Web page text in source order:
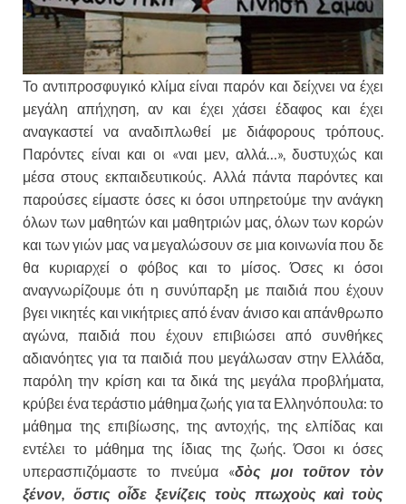
Το αντιπροσφυγικό κλίμα είναι παρόν και δείχνει να έχει
μεγάλη απήχηση, αν και έχει χάσει έδαφος και έχει
αναγκαστεί να αναδιπλωθεί με διάφορους τρόπους.
Παρόντες είναι και οι «ναι μεν, αλλά…», δυστυχώς και
μέσα στους εκπαιδευτικούς. Αλλά πάντα παρόντες και
παρούσες είμαστε όσες κι όσοι υπηρετούμε την ανάγκη
όλων των μαθητών και μαθητριών μας, όλων των κορών
και των γιών μας να μεγαλώσουν σε μια κοινωνία που δε
θα κυριαρχεί ο φόβος και το μίσος. Όσες κι όσοι
αναγνωρίζουμε ότι η συνύπαρξη με παιδιά που έχουν
βγει νικητές και νικήτριες από έναν άνισο και απάνθρωπο
αγώνα, παιδιά που έχουν επιβιώσει από συνθήκες
αδιανόητες για τα παιδιά που μεγάλωσαν στην Ελλάδα,
παρόλη την κρίση και τα δικά της μεγάλα προβλήματα,
κρύβει ένα τεράστιο μάθημα ζωής για τα Ελληνόπουλα: το
μάθημα της επιβίωσης, της αντοχής, της ελπίδας και
εντέλει το μάθημα της ίδιας της ζωής. Όσοι κι όσες
υπερασπιζόμαστε το πνεύμα «δὸς μοι τοῦτον τὸν
ξένον, ὅστις οἶδε ξενίζεις τοὺς πτωχοὺς καὶ τοὺς